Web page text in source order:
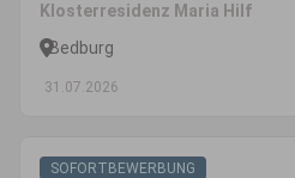
Klosterresidenz Maria Hilf
Bedburg
31.07.2026
SOFORTBEWERBUNG